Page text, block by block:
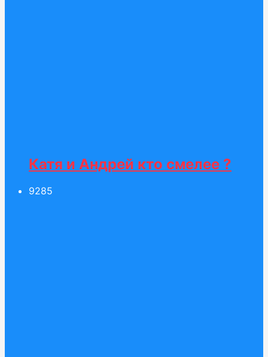
Катя и Андрей кто смелее ?
9285